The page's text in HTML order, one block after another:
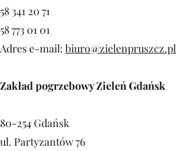
58 341 20 71
58 773 01 01
Adres e-mail: biuro@zielenpruszcz.pl
Zakład pogrzebowy Zieleń Gdańsk
80-254 Gdańsk
ul. Partyzantów 76